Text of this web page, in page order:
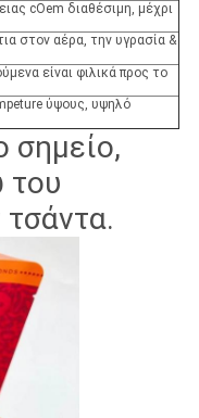
cOem διαθέσιμη, μέχρι
στον αέρα, την υγρασία &
είναι φιλικά προς το
ύψους, υψηλό
σημείο,
του